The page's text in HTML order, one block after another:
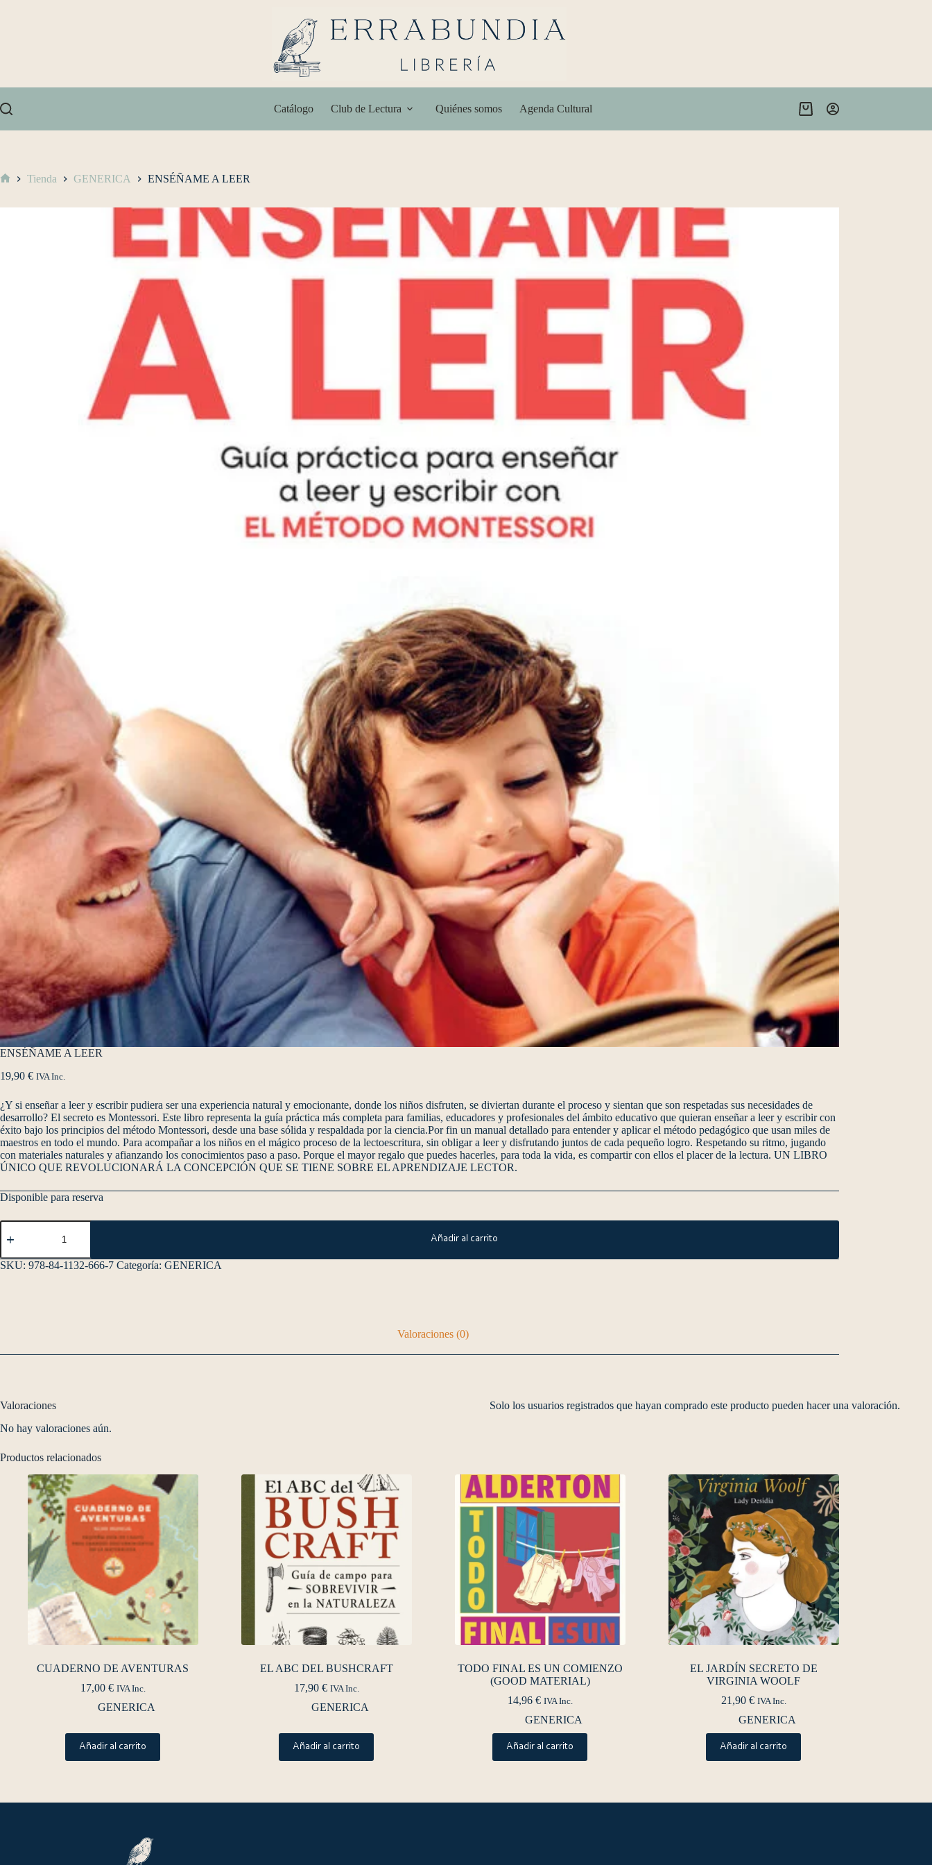
Catálogo Club de Lectura Quiénes somos Agenda Cultural
Tienda GENERICA ENSÉÑAME A LEER
ENSÉÑAME A LEER
19,90 € IVA Inc.
¿Y si enseñar a leer y escribir pudiera ser una experiencia natural y emocionante, donde los niños disfruten, se diviertan durante el proceso y sientan que son respetadas sus necesidades de
desarrollo? El secreto es Montessori. Este libro representa la guía práctica más completa para familias, educadores y profesionales del ámbito educativo que quieran enseñar a leer y escribir con
éxito bajo los principios del método Montessori, desde una base sólida y respaldada por la ciencia.Por fin un manual detallado para entender y aplicar el método pedagógico que usan miles de
maestros en todo el mundo. Para acompañar a los niños en el mágico proceso de la lectoescritura, sin obligar a leer y disfrutando juntos de cada pequeño logro. Respetando su ritmo, jugando
con materiales naturales y afianzando los conocimientos paso a paso. Porque el mayor regalo que puedes hacerles, para toda la vida, es compartir con ellos el placer de la lectura. UN LIBRO
ÚNICO QUE REVOLUCIONARÁ LA CONCEPCIÓN QUE SE TIENE SOBRE EL APRENDIZAJE LECTOR.
Disponible para reserva
Añadir al carrito
SKU: 978-84-1132-666-7 Categoría: GENERICA
Valoraciones (0)
Valoraciones
No hay valoraciones aún.
Solo los usuarios registrados que hayan comprado este producto pueden hacer una valoración.
Productos relacionados
CUADERNO DE AVENTURAS
17,00 € IVA Inc.
GENERICA
Añadir al carrito
EL ABC DEL BUSHCRAFT
17,90 € IVA Inc.
GENERICA
Añadir al carrito
TODO FINAL ES UN COMIENZO
(GOOD MATERIAL)
14,96 € IVA Inc.
GENERICA
Añadir al carrito
EL JARDÍN SECRETO DE
VIRGINIA WOOLF
21,90 € IVA Inc.
GENERICA
Añadir al carrito